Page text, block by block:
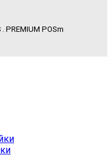
. PREMIUM POSm